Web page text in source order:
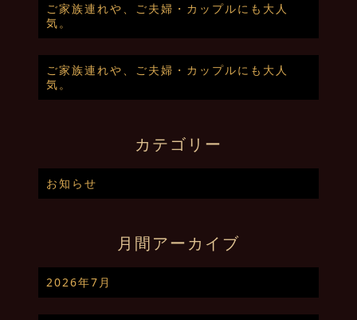
ご家族連れや、ご夫婦・カップルにも大人
気。
ご家族連れや、ご夫婦・カップルにも大人
気。
カテゴリー
お知らせ
月間アーカイブ
2026年7月